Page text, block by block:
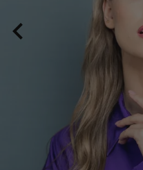
